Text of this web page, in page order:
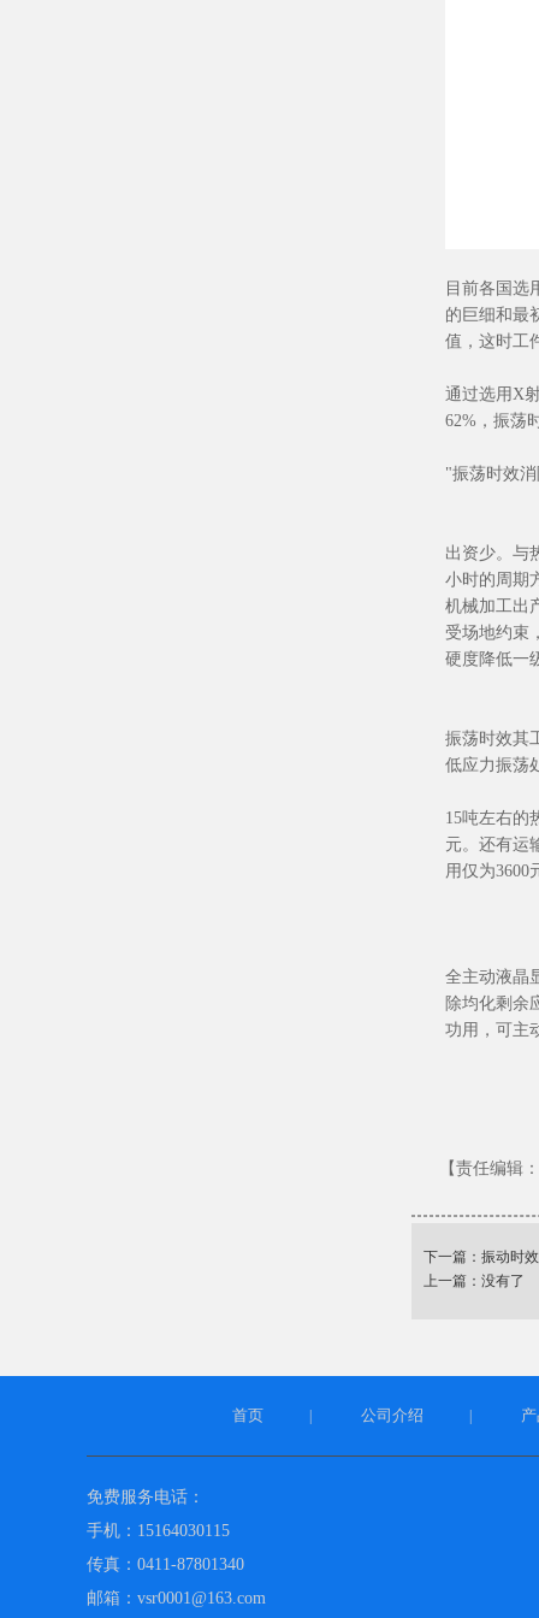
目前各国选
的巨细和最
值，这时工
通过选用X
62%，振荡
"振荡时效
出资少。与
小时的周期
机械加工出
受场地约束
硬度降低一
振荡时效其
低应力振荡
15吨左右的
元。还有运
用仅为3600
全主动液晶
除均化剩余
功用，可主
【责任编辑
下一篇： 振动时
上一篇：没有了
首页 公司介绍
免费服务电话：
手机：15164030115
传真：0411-87801340
邮箱：vsr0001@163.com